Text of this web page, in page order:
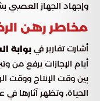
وإجهاد الجهاز العصبي
مخاطر رهن
أشارت تقارير في بوابة
أيام الإجازات يرفع من
بين وقت الإنتاج ووقت
الحياة، وتظهر آثارها